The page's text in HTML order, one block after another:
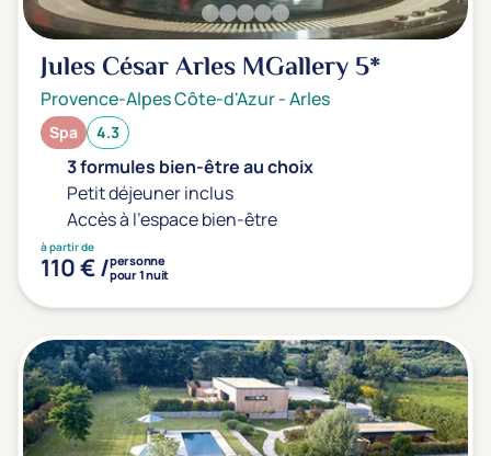
Jules César Arles MGallery5*
Provence-Alpes Côte-d'Azur-Arles
Spa 4.3
3 formules bien-être au choix
Petit déjeuner inclus
Accès à l'espace bien-être
à partir de
110 € /personne
pour 1 nuit